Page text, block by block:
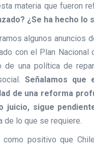
materia que fueron
¿Se ha hecho
algunos anuncios
con el Plan
de una política de
Señalamos que
de una reforma
juicio, sigue
de lo que se requiere.
como positivo que